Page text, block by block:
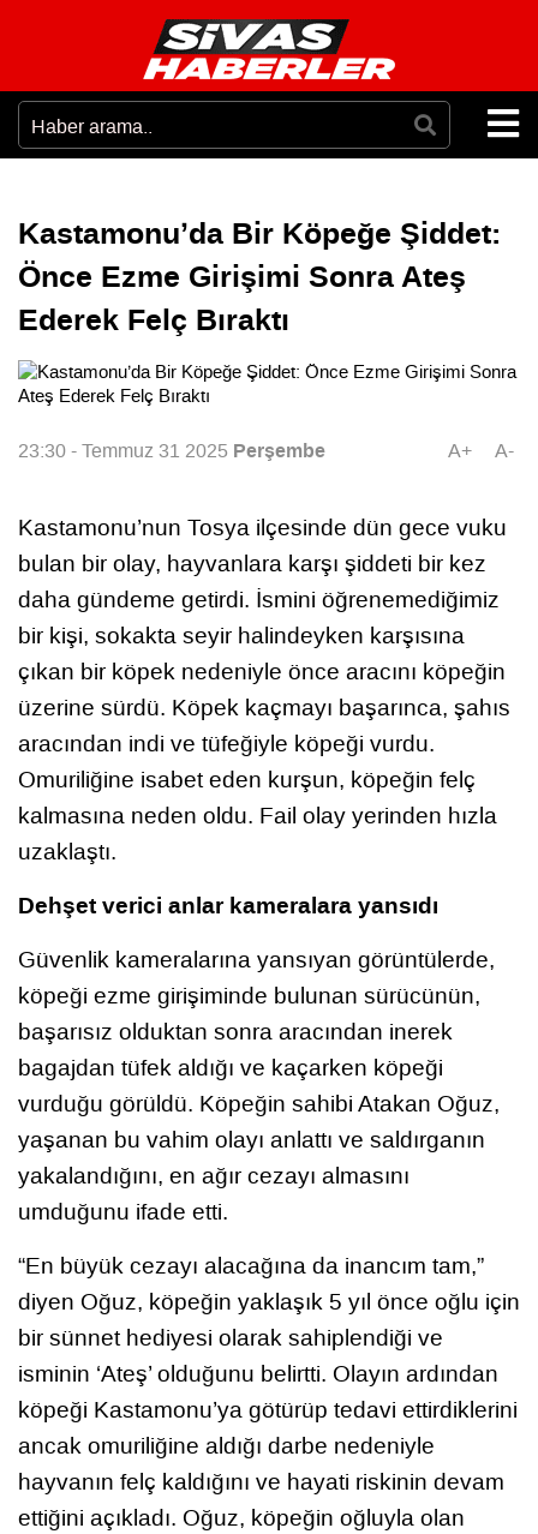
Kastamonu’da Bir Köpeğe Şiddet:
Önce Ezme Girişimi Sonra Ateş
Ederek Felç Bıraktı
23:30 - Temmuz 31 2025 Perşembe A+ A-
Kastamonu’nun Tosya ilçesinde dün gece vuku
bulan bir olay, hayvanlara karşı şiddeti bir kez
daha gündeme getirdi. İsmini öğrenemediğimiz
bir kişi, sokakta seyir halindeyken karşısına
çıkan bir köpek nedeniyle önce aracını köpeğin
üzerine sürdü. Köpek kaçmayı başarınca, şahıs
aracından indi ve tüfeğiyle köpeği vurdu.
Omuriliğine isabet eden kurşun, köpeğin felç
kalmasına neden oldu. Fail olay yerinden hızla
uzaklaştı.
Dehşet verici anlar kameralara yansıdı
Güvenlik kameralarına yansıyan görüntülerde,
köpeği ezme girişiminde bulunan sürücünün,
başarısız olduktan sonra aracından inerek
bagajdan tüfek aldığı ve kaçarken köpeği
vurduğu görüldü. Köpeğin sahibi Atakan Oğuz,
yaşanan bu vahim olayı anlattı ve saldırganın
yakalandığını, en ağır cezayı almasını
umduğunu ifade etti.
“En büyük cezayı alacağına da inancım tam,”
diyen Oğuz, köpeğin yaklaşık 5 yıl önce oğlu için
bir sünnet hediyesi olarak sahiplendiği ve
isminin ‘Ateş’ olduğunu belirtti. Olayın ardından
köpeği Kastamonu’ya götürüp tedavi ettirdiklerini
ancak omuriliğine aldığı darbe nedeniyle
hayvanın felç kaldığını ve hayati riskinin devam
ettiğini açıkladı. Oğuz, köpeğin oğluyla olan